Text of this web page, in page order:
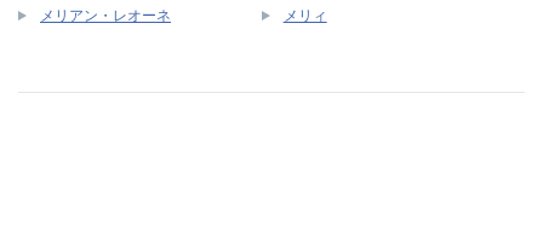
メリアン・レオーネ メリィ